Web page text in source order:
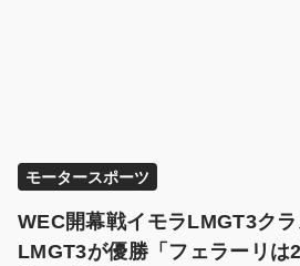
モータースポーツ
WEC開幕戦イモラLMGT3ク
LMGT3が優勝「フェラーリは